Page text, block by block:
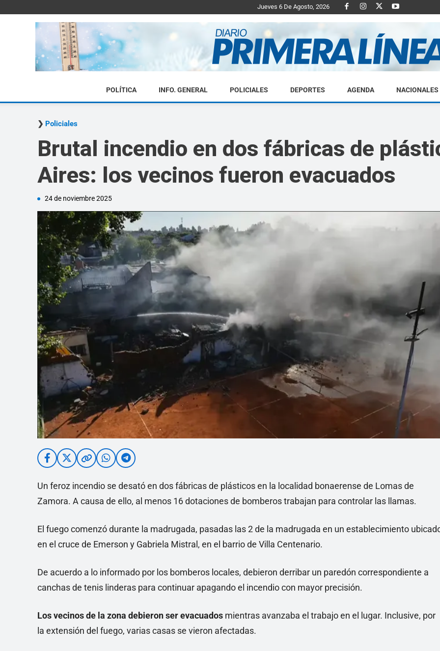
Jueves 6 De Agosto, 2026
Diario
POLÍTICA INFO. GENERAL POLICIALES DEPORTES AGENDA NACIONALES
Policiales
Brutal incendio en dos fábricas de
Aires: los vecinos fueron evacuados
24 de noviembre 2025
Un feroz incendio se desató en dos fábricas de plásticos en la localidad bonaerense de Lomas de
Zamora. A causa de ello, al menos 16 dotaciones de bomberos trabajan para controlar las llamas.
El fuego comenzó durante la madrugada, pasadas las 2 de la madrugada en un establecimiento
en el cruce de Emerson y Gabriela Mistral, en el barrio de Villa Centenario.
De acuerdo a lo informado por los bomberos locales, debieron derribar un paredón correspondiente a
canchas de tenis linderas para continuar apagando el incendio con mayor precisión.
Los vecinos de la zona debieron ser evacuados mientras avanzaba el trabajo en el lugar. Inclusive, por
la extensión del fuego, varias casas se vieron afectadas.